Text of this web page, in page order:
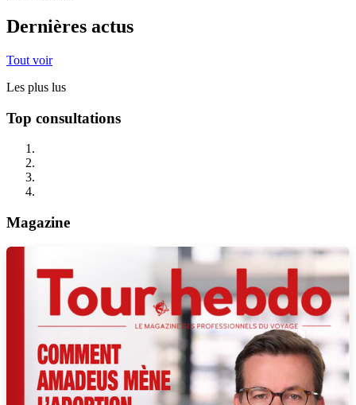
Dernières actus
Tout voir
Les plus lus
Top consultations
Magazine